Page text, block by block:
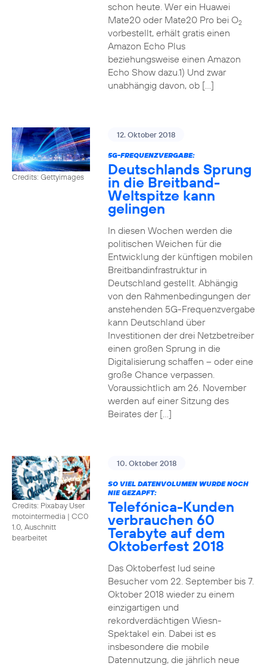
schon heute. Wer ein Huawei
Mate20 oder Mate20 Pro bei O2
vorbestellt, erhält gratis einen
Amazon Echo Plus
beziehungsweise einen Amazon
Echo Show dazu.1) Und zwar
unabhängig davon, ob […]
Credits: Gettyimages
12. Oktober 2018
5G-FREQUENZVERGABE:
Deutschlands Sprung
in die Breitband-
Weltspitze kann
gelingen
In diesen Wochen werden die
politischen Weichen für die
Entwicklung der künftigen mobilen
Breitbandinfrastruktur in
Deutschland gestellt. Abhängig
von den Rahmenbedingungen der
anstehenden 5G-Frequenzvergabe
kann Deutschland über
Investitionen der drei Netzbetreiber
einen großen Sprung in die
Digitalisierung schaffen – oder eine
große Chance verpassen.
Voraussichtlich am 26. November
werden auf einer Sitzung des
Beirates der […]
Credits: Pixabay User
motointermedia | CC0
1.0, Auschnitt
bearbeitet
10. Oktober 2018
SO VIEL DATENVOLUMEN WURDE NOCH
NIE GEZAPFT:
Telefónica-Kunden
verbrauchen 60
Terabyte auf dem
Oktoberfest 2018
Das Oktoberfest lud seine
Besucher vom 22. September bis 7.
Oktober 2018 wieder zu einem
einzigartigen und
rekordverdächtigen Wiesn-
Spektakel ein. Dabei ist es
insbesondere die mobile
Datennutzung, die jährlich neue